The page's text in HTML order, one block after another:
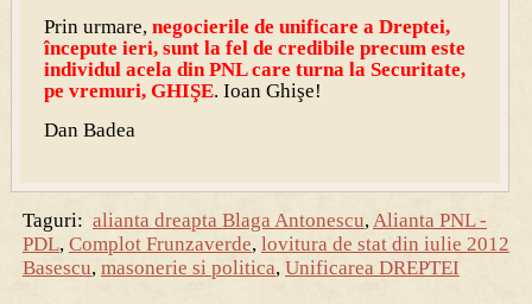
Prin urmare, negocierile de unificare a Dreptei,
începute ieri, sunt la fel de credibile precum este
individul acela din PNL care turna la Securitate,
pe vremuri, GHIŞE. Ioan Ghişe!
Dan Badea
Taguri: alianta dreapta Blaga Antonescu, Alianta PNL -
PDL, Complot Frunzaverde, lovitura de stat din iulie 2012
Basescu, masonerie si politica, Unificarea DREPTEI